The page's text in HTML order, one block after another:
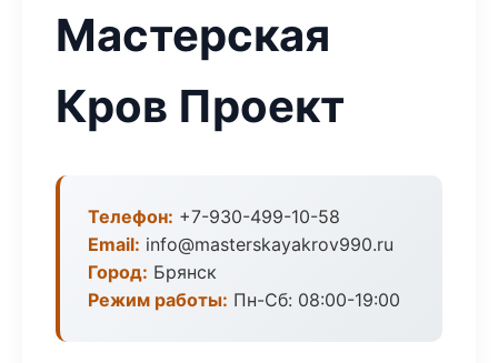
Мастерская
Кров Проект
Телефон: +7-930-499-10-58
Email: info@masterskayakrov990.ru
Город: Брянск
Режим работы: Пн-Сб: 08:00-19:00